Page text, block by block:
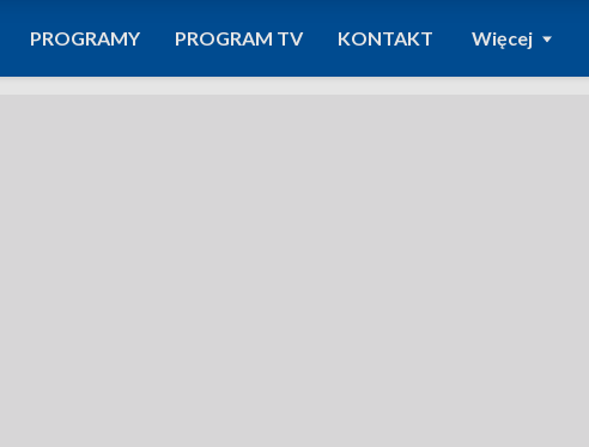
PROGRAMY PROGRAM TV KONTAKT Więcej